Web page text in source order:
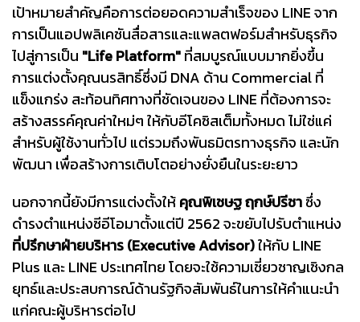
เป้าหมายสำคัญคือการต่อยอดความสำเร็จของ LINE จาก
การเป็นแอปพลิเคชันสื่อสารและแพลตฟอร์มสำหรับธุรกิจ
ไปสู่การเป็น "Life Platform"ที่สมบูรณ์แบบมากยิ่งขึ้น
การแต่งตั้งคุณนรสิทธิ์ซึ่งมี DNA ด้าน Commercial ที่
แข็งแกร่ง สะท้อนทิศทางที่ชัดเจนของ LINE ที่ต้องการจะ
สร้างสรรค์คุณค่าใหม่ๆ ให้กับอีโคซิสเต็มทั้งหมด ไม่ใช่แค่
สำหรับผู้ใช้งานทั่วไป แต่รวมถึงพันธมิตรทางธุรกิจ และนัก
พัฒนา เพื่อสร้างการเติบโตอย่างยั่งยืนในระยะยาว
นอกจากนี้ยังมีการแต่งตั้งให้คุณพิเชษฐ ฤกษ์ปรีชาซึ่ง
ดำรงตำแหน่งซีอีโอมาตั้งแต่ปี 2562 จะขยับไปรับตำแหน่ง
ที่ปรึกษาฝ่ายบริหาร (Executive Advisor)ให้กับ LINE
Plus และ LINE ประเทศไทย โดยจะใช้ความเชี่ยวชาญเชิงกล
ยุทธ์และประสบการณ์ด้านรัฐกิจสัมพันธ์ในการให้คำแนะนำ
แก่คณะผู้บริหารต่อไป